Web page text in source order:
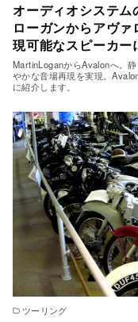
オーディオシステ
ローガンからアヴ
現可能なスピーカー
MartinLoganからAvalonへ。
やかな音場再現を実現。
に紹介します。
ツーリング